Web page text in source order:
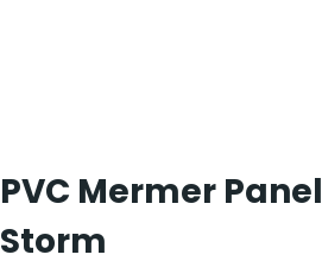
PVC Mermer Panel
Storm